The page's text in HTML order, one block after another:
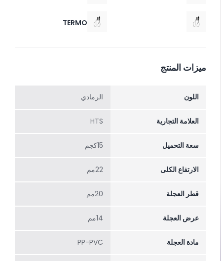
TERMO
ميزات المنتج
اللون الرمادي
العلامة التجارية HTS
سعة التحميل 15كجم
الارتفاع الکلی 22مم
قطر العجلة 20مم
عرض العجلة 14مم
مادة العجلة PP-PVC